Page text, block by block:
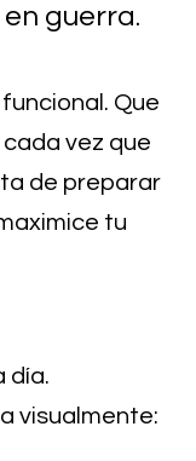
guerra.
Que
vez que
de preparar
tu
día.
visualmente: